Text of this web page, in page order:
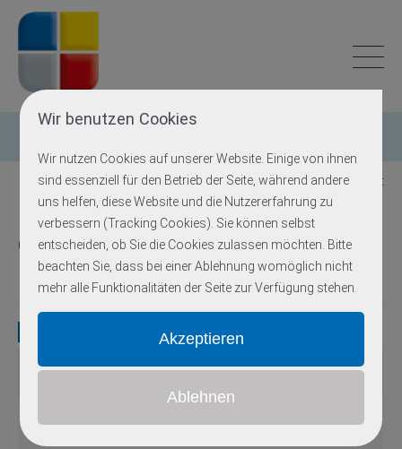
Wir benutzen Cookies
Wir nutzen Cookies auf unserer Website. Einige von ihnen
sind essenziell für den Betrieb der Seite, während andere
uns helfen, diese Website und die Nutzererfahrung zu
verbessern (Tracking Cookies). Sie können selbst
entscheiden, ob Sie die Cookies zulassen möchten. Bitte
beachten Sie, dass bei einer Ablehnung womöglich nicht
mehr alle Funktionalitäten der Seite zur Verfügung stehen.
Zurück zur Übersicht
Glucose-6-Phosphat-Dehydrogenase-
Defizienz (Favismus)
Gen OMIM Locus Erbgang Exons Methodik